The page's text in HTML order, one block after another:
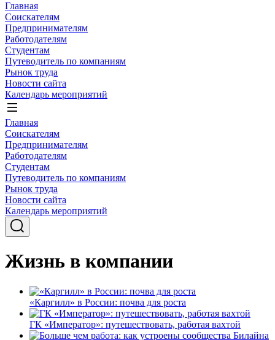
Главная
Соискателям
Предпринимателям
Работодателям
Студентам
Путеводитель по компаниям
Рынок труда
Новости сайта
Календарь мероприятий
Главная
Соискателям
Предпринимателям
Работодателям
Студентам
Путеводитель по компаниям
Рынок труда
Новости сайта
Календарь мероприятий
Жизнь в компании
«Каргилл» в России: почва для роста
ГК «Император»: путешествовать, работая вахтой